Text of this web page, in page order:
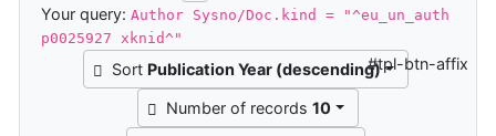
Your query:Author Sysno/Doc.kind = "^eu_un_auth
p0025927 xknid^"
Sort Publication Year (descending)
Number of records 10
#tpl-btn-affix